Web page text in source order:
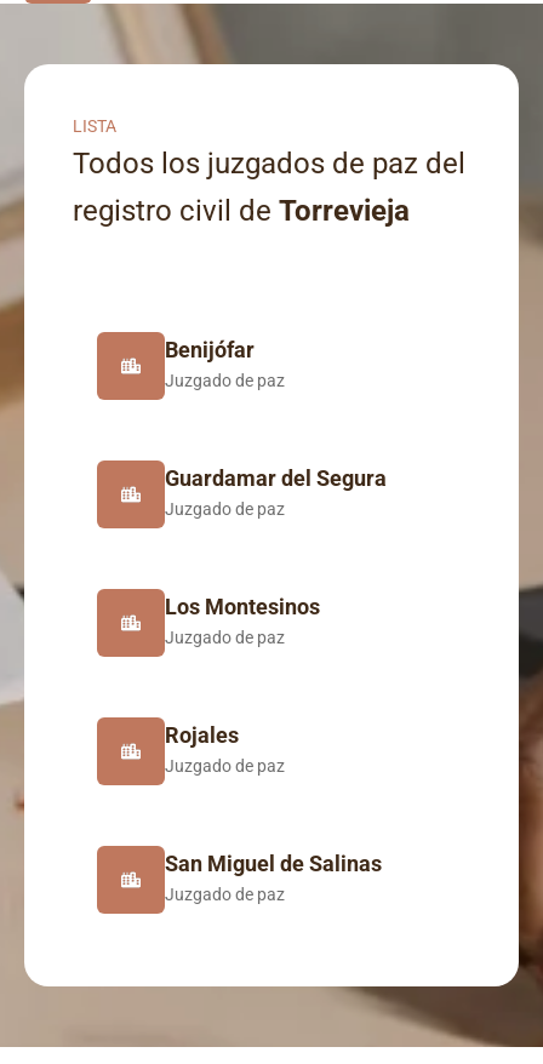
LISTA
Todos los juzgados de paz del
registro civil de Torrevieja
Benijófar
Juzgado de paz
Guardamar del Segura
Juzgado de paz
Los Montesinos
Juzgado de paz
Rojales
Juzgado de paz
San Miguel de Salinas
Juzgado de paz